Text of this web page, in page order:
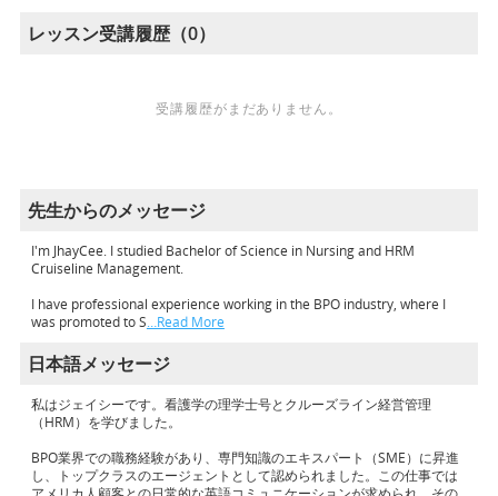
レッスン受講履歴（0）
受講履歴がまだありません。
先生からのメッセージ
I'm JhayCee. I studied Bachelor of Science in Nursing and HRM
Cruiseline Management.
I have professional experience working in the BPO industry, where I
was promoted to S…Read More
日本語メッセージ
私はジェイシーです。看護学の理学士号とクルーズライン経営管理
（HRM）を学びました。
BPO業界での職務経験があり、専門知識のエキスパート（SME）に昇進
し、トップクラスのエージェントとして認められました。この仕事では